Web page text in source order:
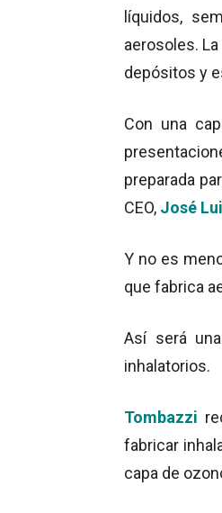
líquidos,
aerosoles.
depósitos y
Con una
preparada
CEO, José
Y no es
que fabrica
Así será
inhalatorios.
Tombazzi
fabricar
capa de